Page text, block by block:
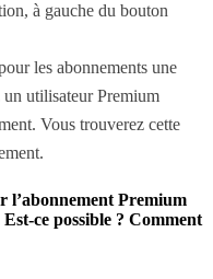
à gauche du bouton
les abonnements une
un utilisateur Premium
Vous trouverez cette
l’abonnement Premium
Est-ce possible ? Comment